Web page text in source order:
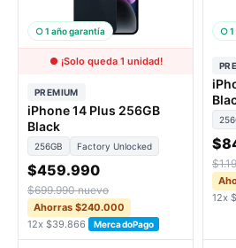
○ 1 año garantía
● ¡Solo queda 1 unidad!
PREMIUM
iPhone 14 Plus 256GB
Black
256GB Factory Unlocked
$459.990
$699.990 nuevo
Ahorras $240.000
12x $39.866
MercadoPago
○ 1
12x